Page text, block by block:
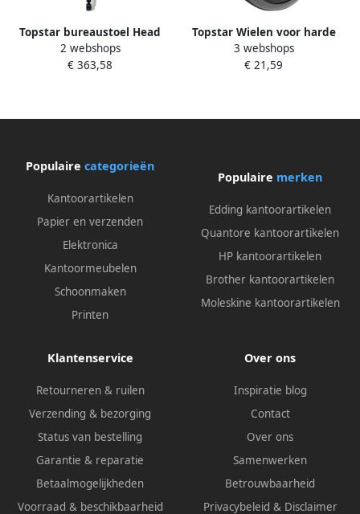
Topstar bureaustoel Head
Point RS zwart
2 webshops
€ 363,58
Topstar Wielen voor harde
bodem diameter 65 mm pak
van 5 stuks
3 webshops
€ 21,59
Populaire categorieën
Kantoorartikelen
Papier en verzenden
Elektronica
Kantoormeubelen
Schoonmaken
Printen
Populaire merken
Edding kantoorartikelen
Quantore kantoorartikelen
HP kantoorartikelen
Brother kantoorartikelen
Moleskine kantoorartikelen
Klantenservice
Retourneren & ruilen
Verzending & bezorging
Status van bestelling
Garantie & reparatie
Betaalmogelijkheden
Voorraad & beschikbaarheid
Over ons
Inspiratie blog
Contact
Over ons
Samenwerken
Betrouwbaarheid
Privacybeleid & Disclaimer